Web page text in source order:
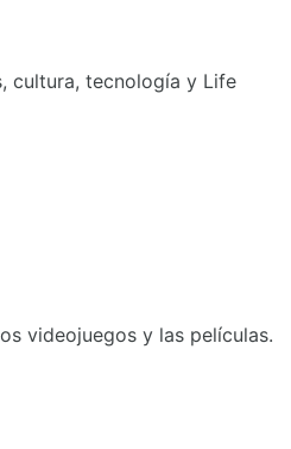
cultura, tecnología y Life
videojuegos y las películas.